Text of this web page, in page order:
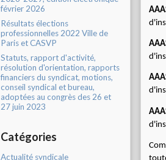
février 2026
Résultats élections
professionnelles 2022 Ville de
Paris et CASVP
Statuts, rapport d'activité,
résolution d'orientation, rapports
financiers du syndicat, motions,
conseil syndical et bureau,
adoptées au congrès des 26 et
27 juin 2023
Catégories
Actualité syndicale